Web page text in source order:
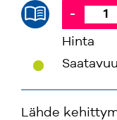
-
Hinta
Lähde